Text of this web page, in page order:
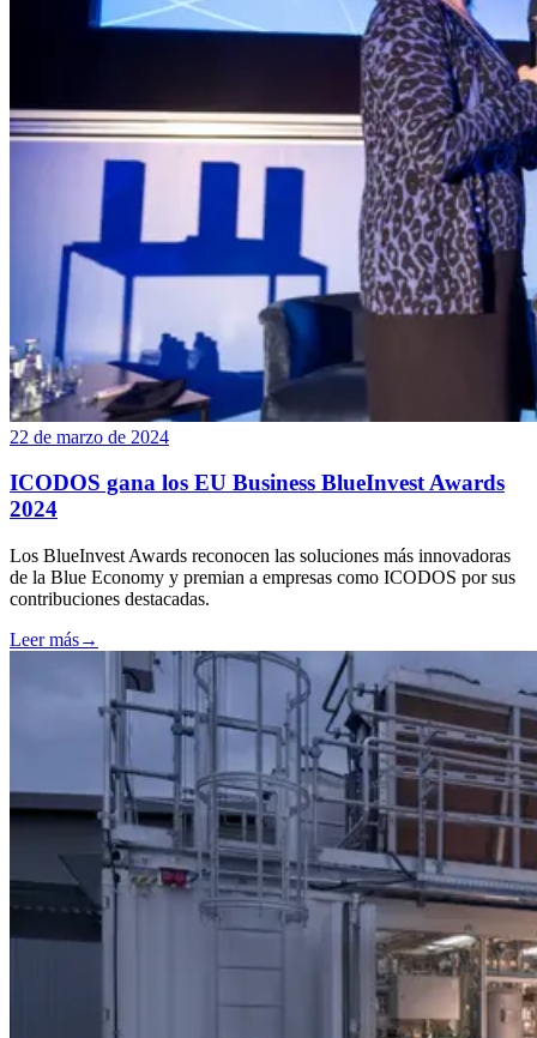
22 de marzo de 2024
ICODOS gana los EU Business BlueInvest Awards
2024
Los BlueInvest Awards reconocen las soluciones más innovadoras
de la Blue Economy y premian a empresas como ICODOS por sus
contribuciones destacadas.
Leer más→